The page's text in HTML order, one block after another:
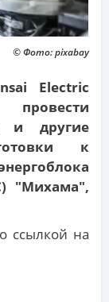
© Фото: pixabay
Electric
и другие
к
"Михама",
ссылкой на